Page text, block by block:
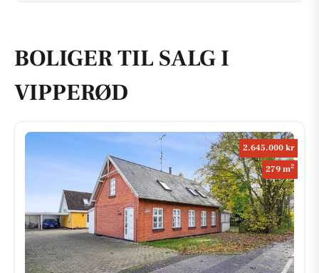
BOLIGER TIL SALG I
VIPPERØD
2.645.000 kr
279 m2